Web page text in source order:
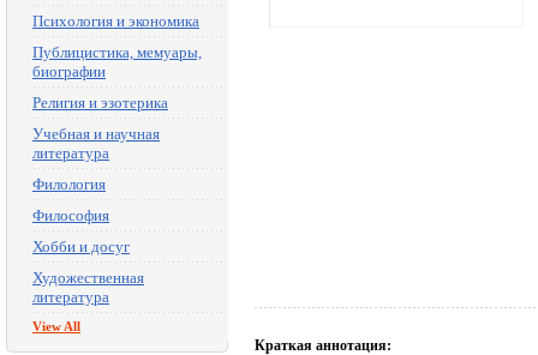
Психология и экономика
Публицистика, мемуары,
биографии
Религия и эзотерика
Учебная и научная
литература
Филология
Философия
Хобби и досуг
Художественная
литература
View All
Краткая аннотация: